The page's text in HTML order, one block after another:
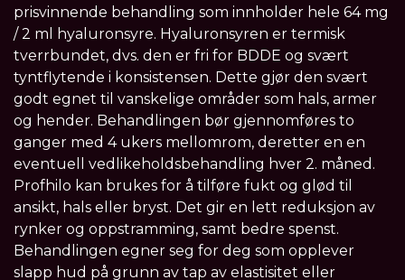
prisvinnende behandling som innholder hele 64 mg
/ 2 ml hyaluronsyre. Hyaluronsyren er termisk
tverrbundet, dvs. den er fri for BDDE og svært
tyntflytende i konsistensen. Dette gjør den svært
godt egnet til vanskelige områder som hals, armer
og hender. Behandlingen bør gjennomføres to
ganger med 4 ukers mellomrom, deretter en en
eventuell vedlikeholdsbehandling hver 2. måned.
Profhilo kan brukes for å tilføre fukt og glød til
ansikt, hals eller bryst. Det gir en lett reduksjon av
rynker og oppstramming, samt bedre spenst.
Behandlingen egner seg for deg som opplever
slapp hud på grunn av tap av elastisitet eller